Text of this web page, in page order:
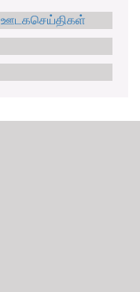
ஊடகசெய்திகள்